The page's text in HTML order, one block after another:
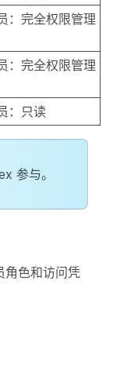
：完全权限管理
：完全权限管理
：只读
参与。
角色和访问凭